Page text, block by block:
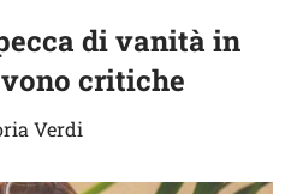
di vanità in
critiche
Verdi